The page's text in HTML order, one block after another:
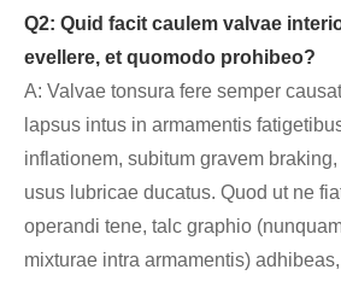
Q2: Quid facit caulem valvae
evellere, et quomodo prohibeo?
A: Valvae tonsura fere semper
lapsus intus in armamentis
inflationem, subitum gravem
usus lubricae ducatus. Quod ut ne
operandi tene, talc graphio
mixturae intra armamentis)